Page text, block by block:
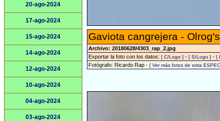
20-ago-2024
17-ago-2024
15-ago-2024
14-ago-2024
12-ago-2024
10-ago-2024
04-ago-2024
03-ago-2024
Gaviota cangrejera -
Archivo: 20180628/4303_rap_2.jpg
Exportar la foto con los datos: [ C/Logo ] - [ S/Logo ] - [
Fotógrafo: Ricardo Rap - [ Ver más fotos de esta